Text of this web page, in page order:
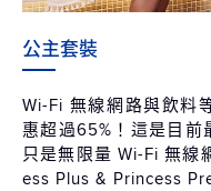
公主套裝
Wi-Fi 無線網路與飲料
惠超過65%！這是目前
只是無限量 Wi-Fi 無線
ess Plus & Princess